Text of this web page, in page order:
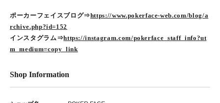
ポーカーフェイスブログ⇒https://www.pokerface-web.com/blog/a
rchive.php?id=152
インスタグラム⇒https://instagram.com/pokerface_staff_info?ut
m_medium=copy_link
Shop Information